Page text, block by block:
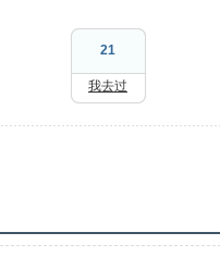
21
我去过